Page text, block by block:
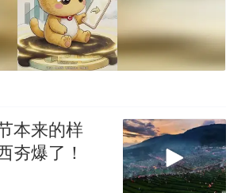
本来的样
夯爆了！